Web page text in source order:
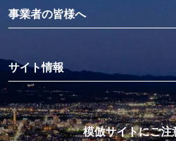
事業者の皆様へ
サイト情報
模倣サイトにご注